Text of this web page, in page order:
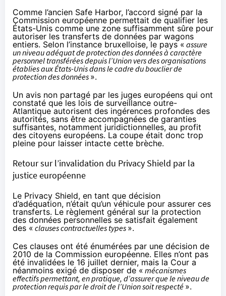
Comme l’ancien Safe Harbor, l’accord signé par la
Commission européenne permettait de qualifier les
États-Unis comme une zone suffisamment sûre pour
autoriser les transferts de données par wagons
entiers. Selon l’instance bruxelloise, le pays « assure
un niveau adéquat de protection des données à caractère
personnel transférées depuis l’Union vers des organisations
établies aux États-Unis dans le cadre du bouclier de
protection des données ».
Un avis non partagé par les juges européens qui ont
constaté que les lois de surveillance outre-
Atlantique autorisent des ingérences profondes des
autorités, sans être accompagnées de garanties
suffisantes, notamment juridictionnelles, au profit
des citoyens européens. La coupe était donc trop
pleine pour laisser intacte cette brèche.
Retour sur l’invalidation du Privacy Shield par la
justice européenne
Le Privacy Shield, en tant que décision
d’adéquation, n’était qu’un véhicule pour assurer ces
transferts. Le règlement général sur la protection
des données personnelles se satisfait également
des « clauses contractuelles types ».
Ces clauses ont été énumérées par une décision de
2010 de la Commission européenne. Elles n’ont pas
été invalidées le 16 juillet dernier, mais la Cour a
néanmoins exigé de disposer de « mécanismes
effectifs permettant, en pratique, d’assurer que le niveau de
protection requis par le droit de l’Union soit respecté ».